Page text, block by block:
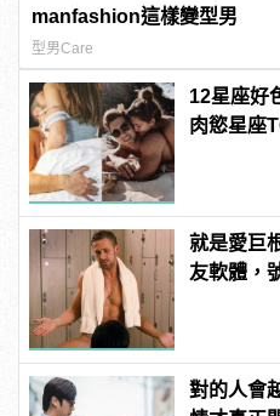
manfashion這樣變型男
型男Care
12星座好
肉慾星座
就是愛巨
友軟體，
對的人會